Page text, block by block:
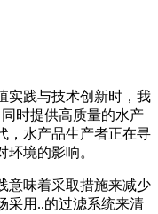
实践与技术创新时，我
时提供高质量的水产
，水产品生产者正在寻
境的影响。
意味着采取措施来减少
采用..的过滤系统来清